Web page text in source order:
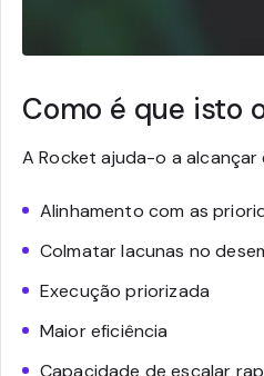
Como é que isto
A Rocket ajuda-o a
Alinhamento com as
Colmatar lacunas no
Execução priorizada
Maior eficiência
Capacidade de escalar